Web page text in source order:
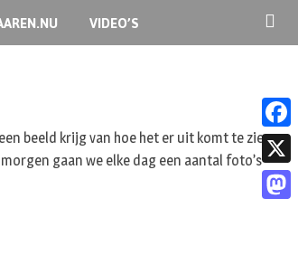
VIDEO’S
beeld krijg van hoe het er uit komt te zien.
gaan we elke dag een aantal foto’s
F
a
c
X